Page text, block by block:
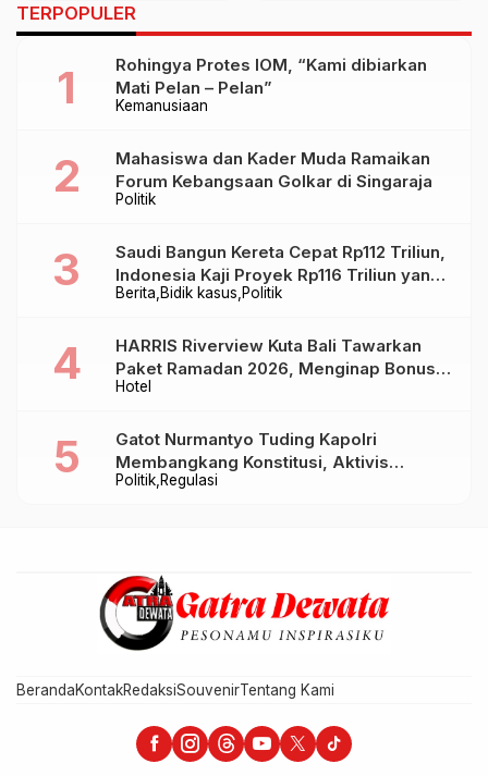
Penyerobotan dan
Pemalsuan Dokumen
Kebangsaan
TERPOPULER
Kemanusiaan
Rohingya Protes IOM, “Kami dibiarkan
Mati Pelan – Pelan”
Politik
Mahasiswa dan Kader Muda Ramaikan
Forum Kebangsaan Golkar di Singaraja
Berita Bidik kasus Politik
Saudi Bangun Kereta Cepat Rp112 Triliun,
Indonesia Kaji Proyek Rp116 Triliun yang
Baru Sampai Bandung
Hotel
HARRIS Riverview Kuta Bali Tawarkan
Paket Ramadan 2026, Menginap Bonus
Takjil hingga Bukber Mulai Rp88.888
Politik Regulasi
Gatot Nurmantyo Tuding Kapolri
Membangkang Konstitusi, Aktivis
Tegaskan Polri Tak Punya Sejarah
BerandaKontakRedaksiSouvenirTentang Kami